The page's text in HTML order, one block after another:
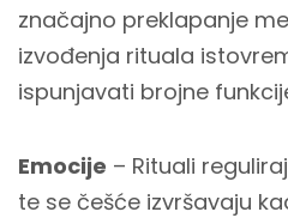
značajno preklapanje
izvođenja rituala
ispunjavati brojne
Emocije – Rituali
te se češće izvršavaju